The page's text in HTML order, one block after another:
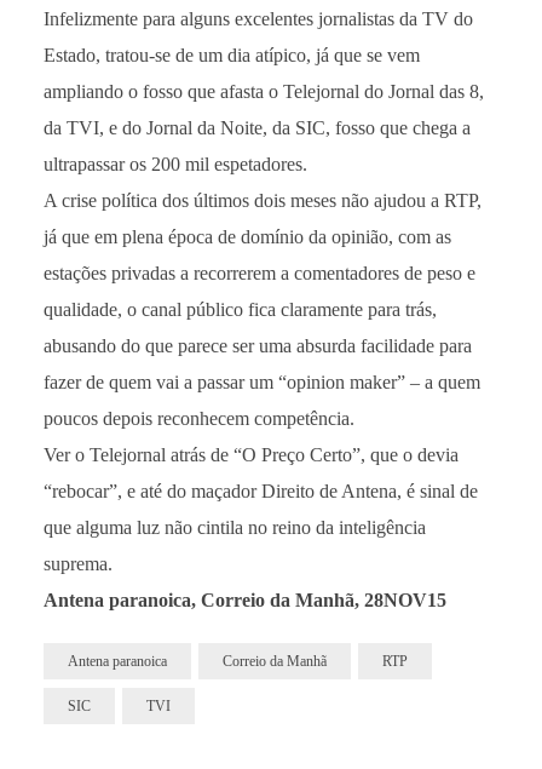
Infelizmente para alguns excelentes jornalistas da TV do
Estado, tratou-se de um dia atípico, já que se vem
ampliando o fosso que afasta o Telejornal do Jornal das 8,
da TVI, e do Jornal da Noite, da SIC, fosso que chega a
ultrapassar os 200 mil espetadores.
A crise política dos últimos dois meses não ajudou a RTP,
já que em plena época de domínio da opinião, com as
estações privadas a recorrerem a comentadores de peso e
qualidade, o canal público fica claramente para trás,
abusando do que parece ser uma absurda facilidade para
fazer de quem vai a passar um “opinion maker” – a quem
poucos depois reconhecem competência.
Ver o Telejornal atrás de “O Preço Certo”, que o devia
“rebocar”, e até do maçador Direito de Antena, é sinal de
que alguma luz não cintila no reino da inteligência
suprema.
Antena paranoica, Correio da Manhã, 28NOV15
Antena paranoica Correio da Manhã RTP
SIC TVI